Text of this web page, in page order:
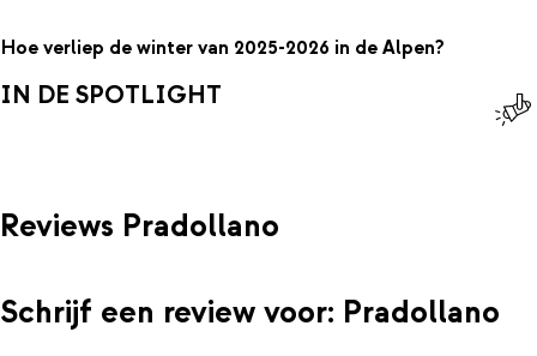
Hoe verliep de winter van 2025-2026 in de Alpen?
IN DE SPOTLIGHT
Reviews Pradollano
Schrijf een review voor: Pradollano